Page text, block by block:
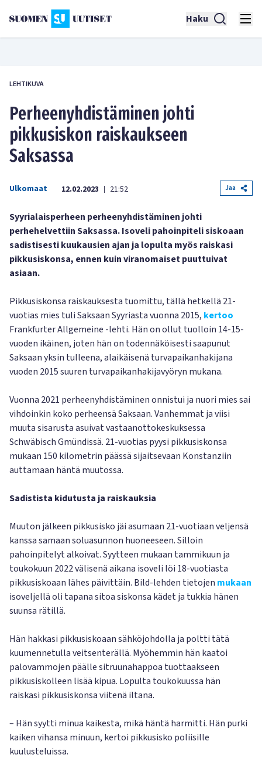
Haku
LEHTIKUVA
Perheenyhdistäminen johti
pikkusiskon raiskaukseen
Saksassa
Ulkomaat 12.02.2023 | 21:52 Jaa
Syyrialaisperheen perheenyhdistäminen johti
perhehelvettiin Saksassa. Isoveli pahoinpiteli siskoaan
sadistisesti kuukausien ajan ja lopulta myös raiskasi
pikkusiskonsa, ennen kuin viranomaiset puuttuivat
asiaan.
Pikkusiskonsa raiskauksesta tuomittu, tällä hetkellä 21-
vuotias mies tuli Saksaan Syyriasta vuonna 2015, kertoo
Frankfurter Allgemeine -lehti. Hän on ollut tuolloin 14-15-
vuoden ikäinen, joten hän on todennäköisesti saapunut
Saksaan yksin tulleena, alaikäisenä turvapaikanhakijana
vuoden 2015 suuren turvapaikanhakijavyöryn mukana.
Vuonna 2021 perheenyhdistäminen onnistui ja nuori mies sai
vihdoinkin koko perheensä Saksaan. Vanhemmat ja viisi
muuta sisarusta asuivat vastaanottokeskuksessa
Schwäbisch Gmündissä. 21-vuotias pyysi pikkusiskonsa
mukaan 150 kilometrin päässä sijaitsevaan Konstanziin
auttamaan häntä muutossa.
Sadistista kidutusta ja raiskauksia
Muuton jälkeen pikkusisko jäi asumaan 21-vuotiaan veljensä
kanssa samaan soluasunnon huoneeseen. Silloin
pahoinpitelyt alkoivat. Syytteen mukaan tammikuun ja
toukokuun 2022 välisenä aikana isoveli löi 18-vuotiasta
pikkusiskoaan lähes päivittäin. Bild-lehden tietojen mukaan
isoveljellä oli tapana sitoa siskonsa kädet ja tukkia hänen
suunsa rätillä.
Hän hakkasi pikkusiskoaan sähköjohdolla ja poltti tätä
kuumennetulla veitsenterällä. Myöhemmin hän kaatoi
palovammojen päälle sitruunahappoa tuottaakseen
pikkusiskolleen lisää kipua. Lopulta toukokuussa hän
raiskasi pikkusiskonsa viitenä iltana.
– Hän syytti minua kaikesta, mikä häntä harmitti. Hän purki
kaiken vihansa minuun, kertoi pikkusisko poliisille
kuulusteluissa.